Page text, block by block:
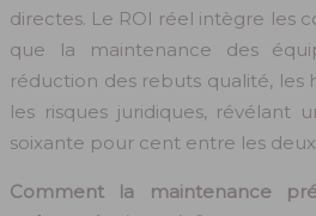
directes. Le ROI réel intègre les
que la maintenance des
réduction des rebuts qualité, les
les risques juridiques, révélant
soixante pour cent entre les
Comment la maintenance